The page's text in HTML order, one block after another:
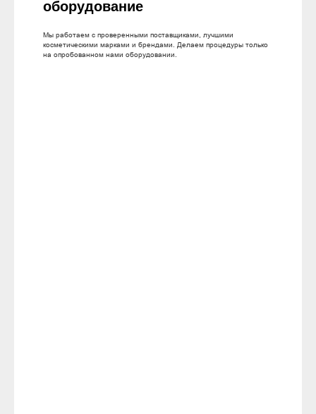
оборудование
Мы работаем с проверенными поставщиками, лучшими
косметическими марками и брендами. Делаем процедуры только
на опробованном нами оборудовании.